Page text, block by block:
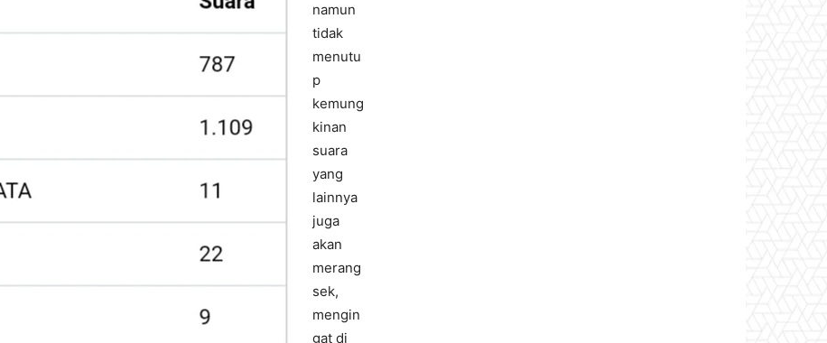
namun
tidak
menutu
p
kemung
kinan
suara
yang
lainnya
juga
akan
merang
sek,
mengin
gat di